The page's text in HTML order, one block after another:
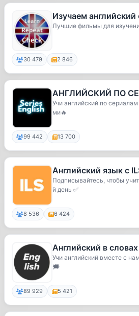
Изучаем английский
Лучшие фильмы для
30 479 2 846
АНГЛИЙСКИЙ ПО
Учи английский по
ми🔥
99 442 13 700
Английский язык с
Подписывайтесь, чтобы
й день ✅
8 536 6 424
Английский в словах
Учи английский вместе с
🗯
89 929 5 421